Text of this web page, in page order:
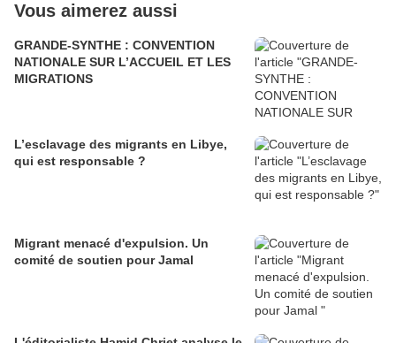
Vous aimerez aussi
GRANDE-SYNTHE : CONVENTION
NATIONALE SUR L’ACCUEIL ET LES
MIGRATIONS
L’esclavage des migrants en Libye,
qui est responsable ?
Migrant menacé d'expulsion. Un
comité de soutien pour Jamal